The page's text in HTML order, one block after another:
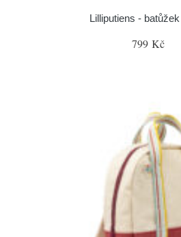
Lilliputiens -
799 Kč